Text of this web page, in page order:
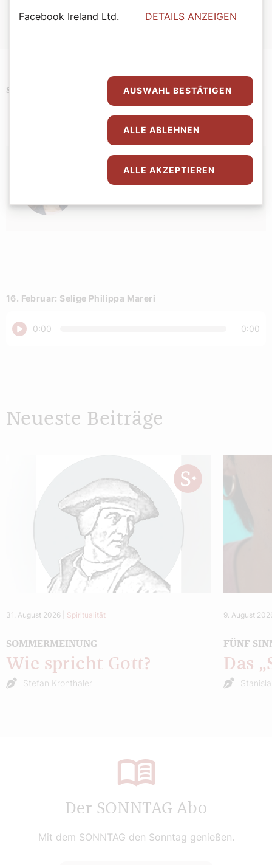
ISBN: 978-3-85351-294-4
Schlagwörter
Bernadette Spitzer
16. Februar: Selige Philippa Mareri
Abspielen
0:00 0:00
Neueste Beiträge
31. August 2026 Spiritualität
SOMMERMEINUNG
Wie spricht Gott?
Stefan Kronthaler
9. August
FÜNF
Das
Der SONNTAG Abo
Mit dem SONNTAG den Sonntag genießen.
Facebook Ireland Ltd. DETAILS ANZEIGEN
AUSWAHL BESTÄTIGEN
ALLE ABLEHNEN
ALLE AKZEPTIEREN